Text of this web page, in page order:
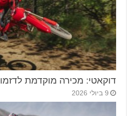
דוקאטי: מכירה מוקדמת לדזמו 450 EDS אנדורו
9 ביולי 2026